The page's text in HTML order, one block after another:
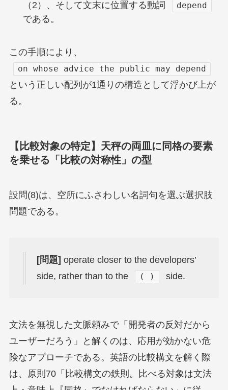
（2）、そして文末に位置する動詞 depend
である。
この手順により、
on whose advice the public may depend
という正しい配列が1通りの構造として浮かび上が
る。
【比較対象の特定】天秤の両皿に同格の要素
を乗せる「比較の対称性」の型
設問(8)は、空所にふさわしい名詞句を選ぶ選択肢
問題である。
[問題] operate closer to the developers’
side, rather than to the
( ) side.
文法を無視した文脈頼みで「開発者の反対だから
ユーザーだろう」と解くのは、応用が効かない危
険なアプローチである。英語の比較構文を解く際
は、原則70「比較構文の鉄則。比べる対象は文法